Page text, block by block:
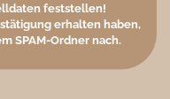
feststellen!
erhalten haben,
SPAM-Ordner nach.